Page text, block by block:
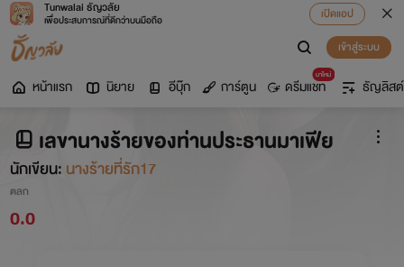
Tunwalai ธัญวลัย
เพื่อประสบการณ์ที่ดีกว่าบนมือถือ
เปิดแอป
เข้าสู่ระบบ
หน้าแรก นิยาย อีบุ๊ก การ์ตูน
มาใหม่
ดรีมแชท ธัญลิสต์
เลขานางร้ายของท่านประธานมาเฟีย
นักเขียน: นางร้ายที่รัก17
ตลก
0.0